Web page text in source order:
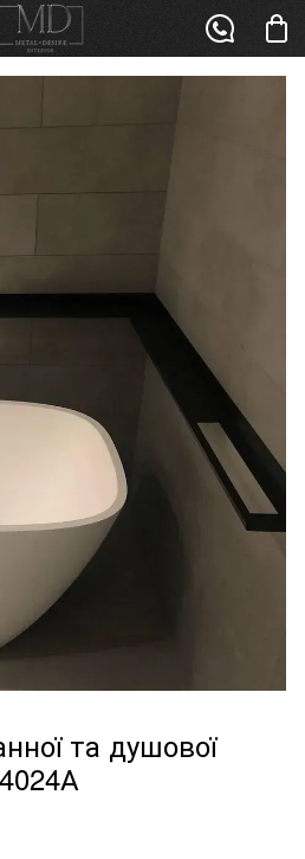
та душової